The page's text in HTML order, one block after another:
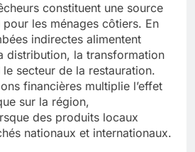
constituent une source
les ménages côtiers. En
indirectes alimentent
distribution, la transformation
secteur de la restauration.
financières multiplie l’effet
sur la région,
des produits locaux
nationaux et internationaux.